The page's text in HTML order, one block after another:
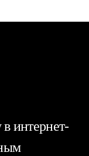
интернет-